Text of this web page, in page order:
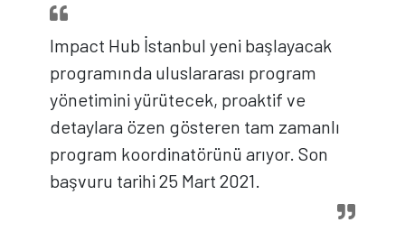
Impact Hub İstanbul yeni başlayacak
programında uluslararası program
yönetimini yürütecek, proaktif ve
detaylara özen gösteren tam zamanlı
program koordinatörünü arıyor. Son
başvuru tarihi 25 Mart 2021.